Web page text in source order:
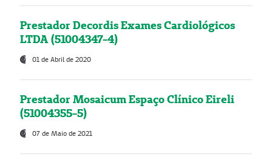
Prestador Decordis Exames Cardiológicos
LTDA (51004347-4)
01 de Abril de 2020
Prestador Mosaicum Espaço Clínico Eireli
(51004355-5)
07 de Maio de 2021